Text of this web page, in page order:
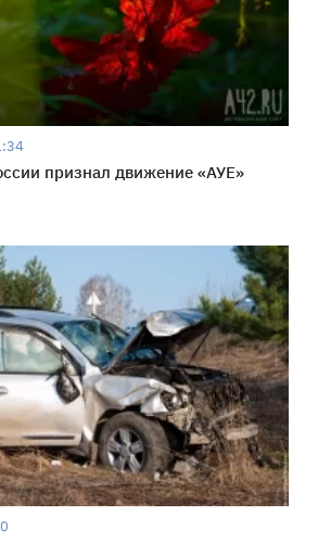
признал движение «АУЕ»